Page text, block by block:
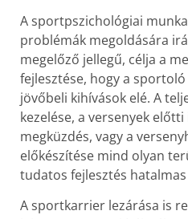
A sportpszichológiai
problémák megoldására
megelőző jellegű, célja a
fejlesztése, hogy a
jövőbeli kihívások elé. A
kezelése, a versenyek
megküzdés, vagy a
előkészítése mind olyan
tudatos fejlesztés
A sportkarrier lezárása is